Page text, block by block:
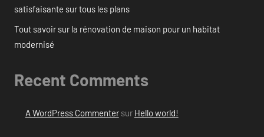
satisfaisante sur tous les plans
Tout savoir sur la rénovation de maison pour un habitat
modernisé
Recent Comments
A WordPress Commentersur Hello world!